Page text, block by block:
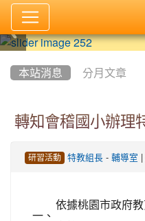
本站消息 分月文章
轉知會稽國小辦理
研習活動 特教組長- 輔導室
一、
依據桃園市政府